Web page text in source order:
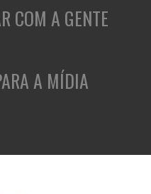
COM A GENTE
A MÍDIA